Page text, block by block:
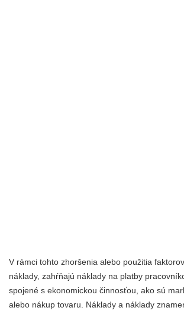
V rámci tohto zhoršenia alebo použitia
náklady, zahŕňajú náklady na platby
spojené s ekonomickou činnosťou, ako sú
alebo nákup tovaru. Náklady a náklady